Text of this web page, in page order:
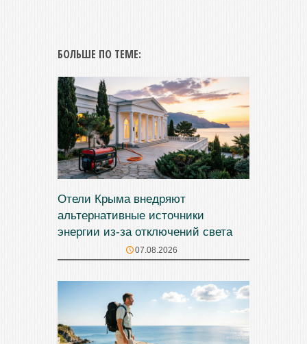
БОЛЬШЕ ПО ТЕМЕ:
Отели Крыма внедряют
альтернативные источники
энергии из-за отключений света
07.08.2026